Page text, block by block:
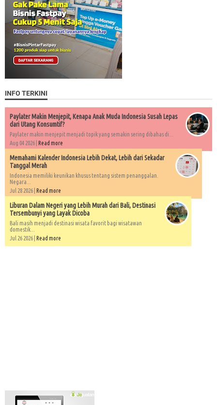
INFO TERKINI
Paylater Makin Menjepit, Kenapa Anak Muda Indonesia Susah Lepas
dari Utang Konsumtif?
Paylater makin menjepit menjadi topik yang semakin sering dibahas di...
Aug 04 2026 | Read more
Memahami Kalender Indonesia Lebih Dekat, Lebih dari Sekadar
Tanggal Merah
Indonesia memiliki keunikan khusus tentang sistem penanggalan.
Negara...
Jul 28 2026 | Read more
Liburan Dalam Negeri yang Lebih Murah dari Bali, Destinasi
Tersembunyi yang Layak Dicoba
Bali masih menjadi destinasi wisata favorit bagi wisatawan
domestik...
Jul 26 2026 | Read more